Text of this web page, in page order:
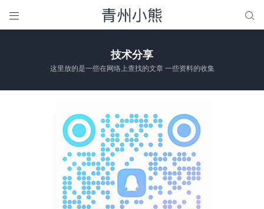
 
技术分享
这里放的是一些在网络上查找的文章 一些资料的收集